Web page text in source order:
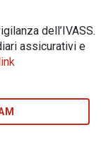
dell’IVASS.
assicurativi e